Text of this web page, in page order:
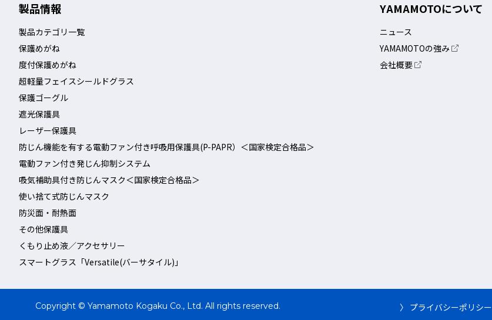
製品情報
製品カテゴリ一覧
保護めがね
度付保護めがね
超軽量フェイスシールドグラス
保護ゴーグル
遮光保護具
レーザー保護具
防じん機能を有する電動ファン付き呼吸用保護具(P-PAPR）＜国家検定合格品＞
電動ファン付き発じん抑制システム
吸気補助具付き防じんマスク＜国家検定合格品＞
使い捨て式防じんマスク
防災面・耐熱面
その他保護具
くもり止め液／アクセサリー
スマートグラス「Versatile(バーサタイル)」
YAMAMOTOについて
ニュース
YAMAMOTOの強み
会社概要
〉 プライバシーポリシー
Copyright © Yamamoto Kogaku Co., Ltd. All rights reserved.